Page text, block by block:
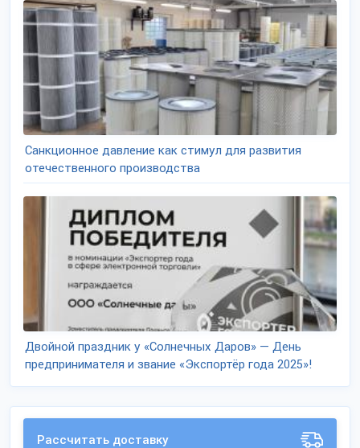
Санкционное давление как стимул для развития
отечественного производства
Двойной праздник у «Солнечных Даров» — День
предпринимателя и звание «Экспортёр года 2025»!
Рассчитать доставку